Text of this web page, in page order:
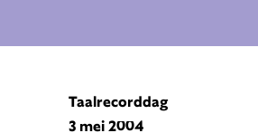
Taalrecorddag
3 mei 2004